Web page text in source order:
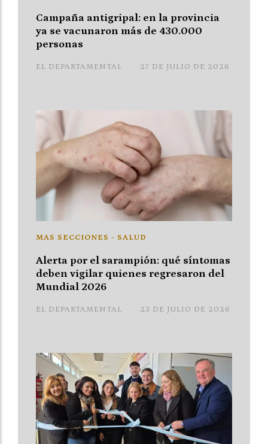
Campaña antigripal: en la provincia
ya se vacunaron más de 430.000
personas
EL DEPARTAMENTAL 27 DE JULIO DE 2026
Alerta por el sarampión: qué síntomas
deben vigilar quienes regresaron del
Mundial 2026
EL DEPARTAMENTAL
MAS SECCIONES - SALUD
23 DE JULIO DE 2026